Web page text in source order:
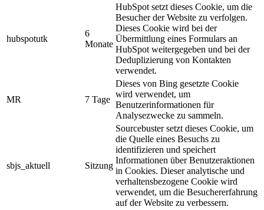
hubspotutk
6
Monate
HubSpot setzt dieses Cookie, um die
Besucher der Website zu verfolgen.
Dieses Cookie wird bei der
Übermittlung eines Formulars an
HubSpot weitergegeben und bei der
Deduplizierung von Kontakten
verwendet.
MR 7 Tage
Dieses von Bing gesetzte Cookie
wird verwendet, um
Benutzerinformationen für
Analysezwecke zu sammeln.
sbjs_aktuell Sitzung
Sourcebuster setzt dieses Cookie, um
die Quelle eines Besuchs zu
identifizieren und speichert
Informationen über Benutzeraktionen
in Cookies. Dieser analytische und
verhaltensbezogene Cookie wird
verwendet, um die Besuchererfahrung
auf der Website zu verbessern.